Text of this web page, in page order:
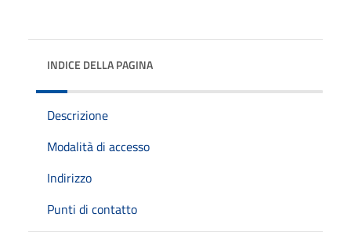
INDICE DELLA PAGINA
Descrizione
Modalità di accesso
Indirizzo
Punti di contatto